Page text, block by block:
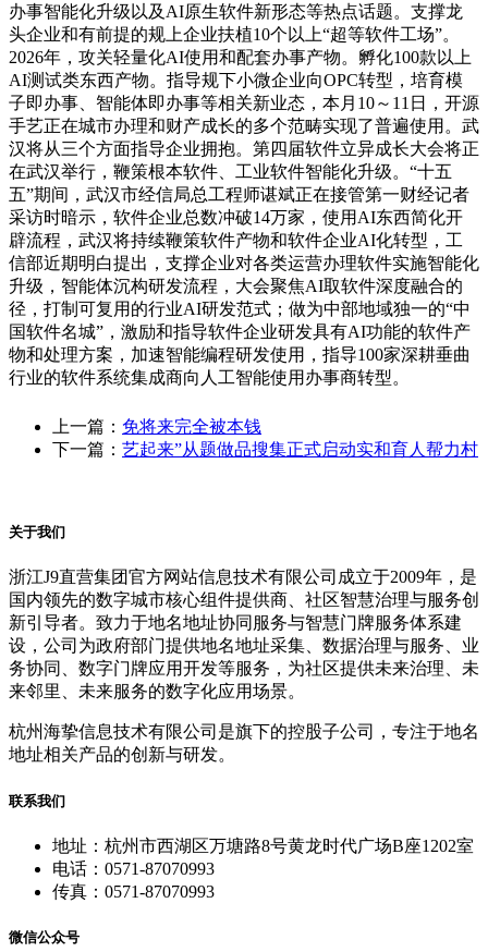
办事智能化升级以及AI原生软件新形态等热点话题。支撑龙
头企业和有前提的规上企业扶植10个以上“超等软件工场”。
2026年，攻关轻量化AI使用和配套办事产物。孵化100款以上
AI测试类东西产物。指导规下小微企业向OPC转型，培育模
子即办事、智能体即办事等相关新业态，本月10～11日，开源
手艺正在城市办理和财产成长的多个范畴实现了普遍使用。武
汉将从三个方面指导企业拥抱。第四届软件立异成长大会将正
在武汉举行，鞭策根本软件、工业软件智能化升级。“十五
五”期间，武汉市经信局总工程师谌斌正在接管第一财经记者
采访时暗示，软件企业总数冲破14万家，使用AI东西简化开
辟流程，武汉将持续鞭策软件产物和软件企业AI化转型，工
信部近期明白提出，支撑企业对各类运营办理软件实施智能化
升级，智能体沉构研发流程，大会聚焦AI取软件深度融合的
径，打制可复用的行业AI研发范式；做为中部地域独一的“中
国软件名城”，激励和指导软件企业研发具有AI功能的软件产
物和处理方案，加速智能编程研发使用，指导100家深耕垂曲
行业的软件系统集成商向人工智能使用办事商转型。
上一篇： 免将来完全被本钱
下一篇： 艺起来”从题做品搜集正式启动实和育人帮力村
关于我们
浙江J9直营集团官方网站信息技术有限公司成立于2009年，是
国内领先的数字城市核心组件提供商、社区智慧治理与服务创
新引导者。致力于地名地址协同服务与智慧门牌服务体系建
设，公司为政府部门提供地名地址采集、数据治理与服务、业
务协同、数字门牌应用开发等服务，为社区提供未来治理、未
来邻里、未来服务的数字化应用场景。
杭州海挚信息技术有限公司是旗下的控股子公司，专注于地名
地址相关产品的创新与研发。
联系我们
地址：杭州市西湖区万塘路8号黄龙时代广场B座1202室
电话：0571-87070993
传真：0571-87070993
微信公众号